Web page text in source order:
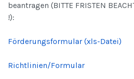
beantragen (BITTE FRISTEN
!):
Förderungsformular (xls-Datei)
Richtlinien/Formular